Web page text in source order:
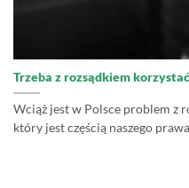
Trzeba z rozsądkiem
Wciąż jest w Polsce problem z
który jest częścią naszego